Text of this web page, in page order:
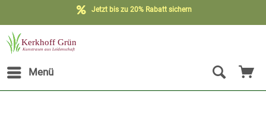
Jetzt bis zu 20% Rabatt sichern
Menü